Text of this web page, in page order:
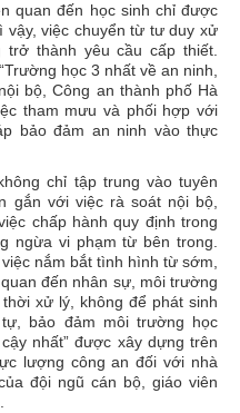
quan đến học sinh chỉ được
vậy, việc chuyển từ tư duy xử
thành yêu cầu cấp thiết.
học 3 nhất về an ninh,
bộ, Công an thành phố Hà
tham mưu và phối hợp với
bảo đảm an ninh vào thực
chỉ tập trung vào tuyên
gắn với việc rà soát nội bộ,
chấp hành quy định trong
ngừa vi phạm từ bên trong.
nắm bắt tình hình từ sớm,
đến nhân sự, môi trường
xử lý, không để phát sinh
bảo đảm môi trường học
nhất” được xây dựng trên
lượng công an đối với nhà
đội ngũ cán bộ, giáo viên